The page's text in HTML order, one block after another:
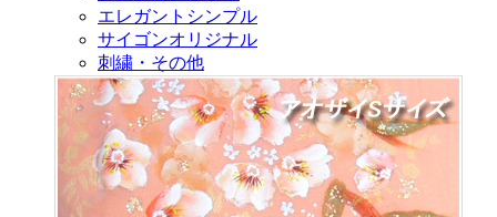
エレガントシンプル
サイゴンオリジナル
刺繍・その他